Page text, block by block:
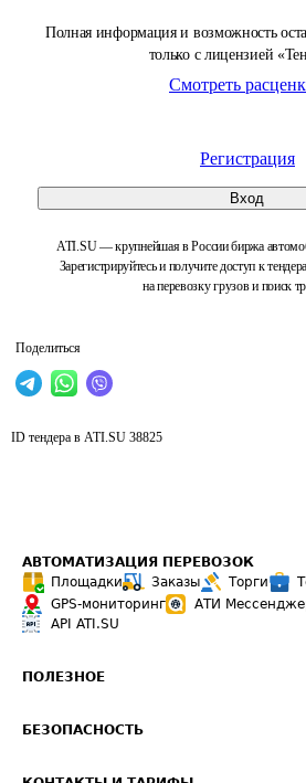
Полная информация и возможность
только с лицензией
Смотреть
Регистрация
Вход
ATI.SU — крупнейшая в России биржа
Зарегистрируйтесь и получите доступ к
на перевозку грузов и поиск
Поделиться
ID тендера в ATI.SU 38825
АВТОМАТИЗАЦИЯ ПЕРЕВОЗОК
Площадки
Заказы Торги
GPS-мониторинг
АТИ
API ATI.SU
ПОЛЕЗНОЕ
Звезды ATI.SU на вашем сайте
БЕЗОПАСНОСТЬ